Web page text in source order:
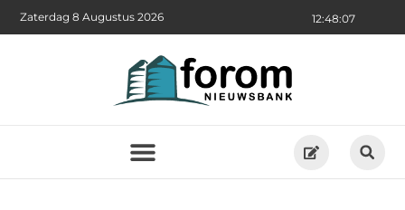
12:48:08
Zaterdag 8 Augustus 2026